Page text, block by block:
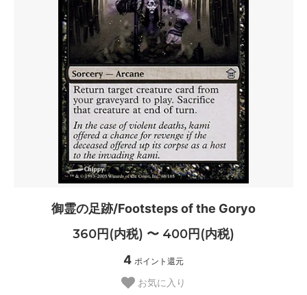
御霊の足跡/Footsteps of the Goryo
360円(内税) 〜 400円(内税)
4 ポイント還元
お気に入り